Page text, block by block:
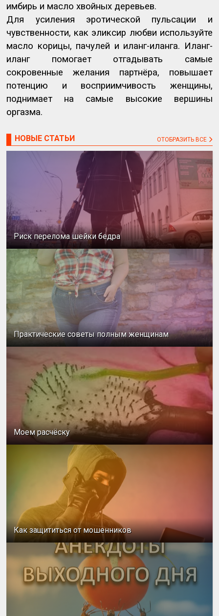
имбирь и масло хвойных деревьев.
Для усиления эротической пульсации и
чувственности, как эликсир любви используйте
масло корицы, пачулей и иланг-иланга. Иланг-
иланг помогает отгадывать самые
сокровенные желания партнёра, повышает
потенцию и восприимчивость женщины,
поднимает на самые высокие вершины
оргазма.
НОВЫЕ СТАТЬИ ОТОБРАЗИТЬ ВСЕ
Риск перелома шейки бедра
Практические советы полным женщинам
Моем расчёску
Как защититься от мошенников